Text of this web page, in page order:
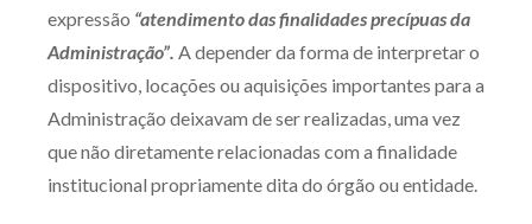
expressão “atendimento das finalidades precípuas da
Administração”. A depender da forma de interpretar o
dispositivo, locações ou aquisições importantes para a
Administração deixavam de ser realizadas, uma vez
que não diretamente relacionadas com a finalidade
institucional propriamente dita do órgão ou entidade.